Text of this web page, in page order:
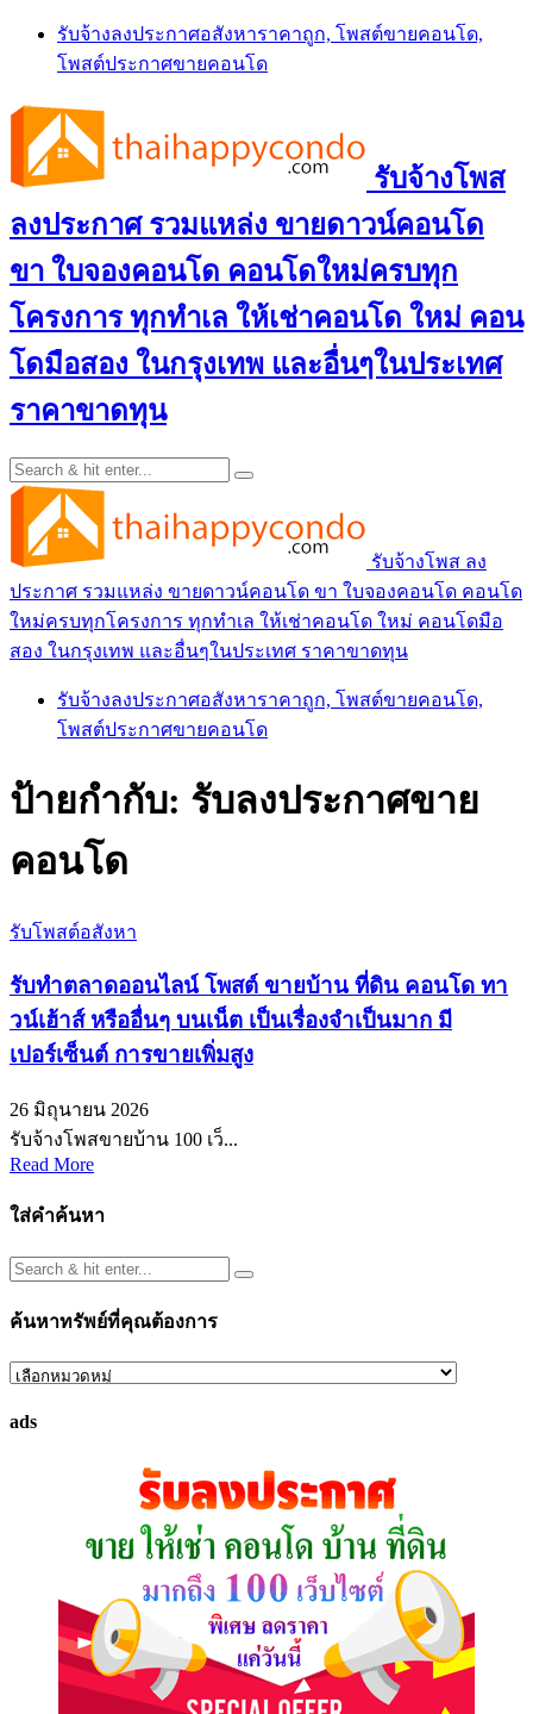
Skip
content
รับจ้างลงประกาศอสังหาราคาถูก, โพสต์ขายคอนโด,
โพสต์ประกาศขายคอนโด
รับจ้างโพส
ลงประกาศ รวมแหล่ง ขายดาวน์คอนโด
ขา ใบจองคอนโด คอนโดใหม่ครบทุก
โครงการ ทุกทำเล ให้เช่าคอนโด ใหม่ คอน
โดมือสอง ในกรุงเทพ และอื่นๆในประเทศ
ราคาขาดทุน
รับจ้างโพส ลง
ประกาศ รวมแหล่ง ขายดาวน์คอนโด ขา ใบจองคอนโด คอนโด
ใหม่ครบทุกโครงการ ทุกทำเล ให้เช่าคอนโด ใหม่ คอนโดมือ
สอง ในกรุงเทพ และอื่นๆในประเทศ ราคาขาดทุน
รับจ้างลงประกาศอสังหาราคาถูก, โพสต์ขายคอนโด,
โพสต์ประกาศขายคอนโด
ป้ายกำกับ: รับลงประกาศขาย
คอนโด
รับโพสต์อสังหา
รับทำตลาดออนไลน์ โพสต์ ขายบ้าน ที่ดิน คอนโด ทา
วน์เฮ้าส์ หรืออื่นๆ บนเน็ต เป็นเรื่องจำเป็นมาก มี
เปอร์เซ็นต์ การขายเพิ่มสูง
26 มิถุนายน 2026
รับจ้างโพสขายบ้าน 100 เว็...
Read More
ใส่คำค้นหา
ค้นหาทรัพย์ที่คุณต้องการ
ค้นหา
ที่
ads